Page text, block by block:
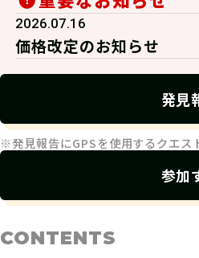
2026.07.16
価格改定のお知らせ
発見
※発見報告にGPSを使用するクエス
参加
CONTENTS